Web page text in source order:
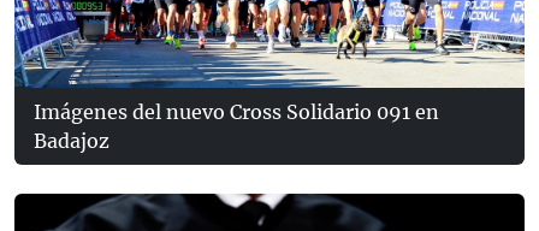
Imágenes del nuevo Cross Solidario 091 en
Badajoz